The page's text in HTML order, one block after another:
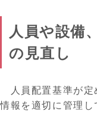
人員や設備
の見直し
人員配置基準が定
情報を適切に管理